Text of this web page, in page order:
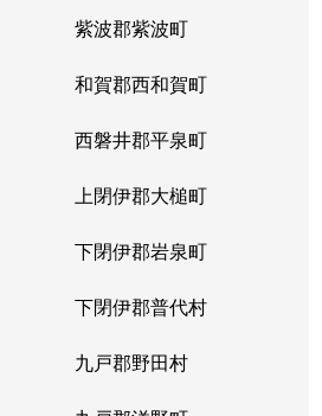
紫波郡紫波町
和賀郡西和賀町
西磐井郡平泉町
上閉伊郡大槌町
下閉伊郡岩泉町
下閉伊郡普代村
九戸郡野田村